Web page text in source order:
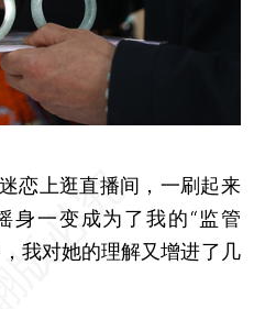
恋上逛直播间，一刷起来
身一变成为了我的“监管
我对她的理解又增进了几